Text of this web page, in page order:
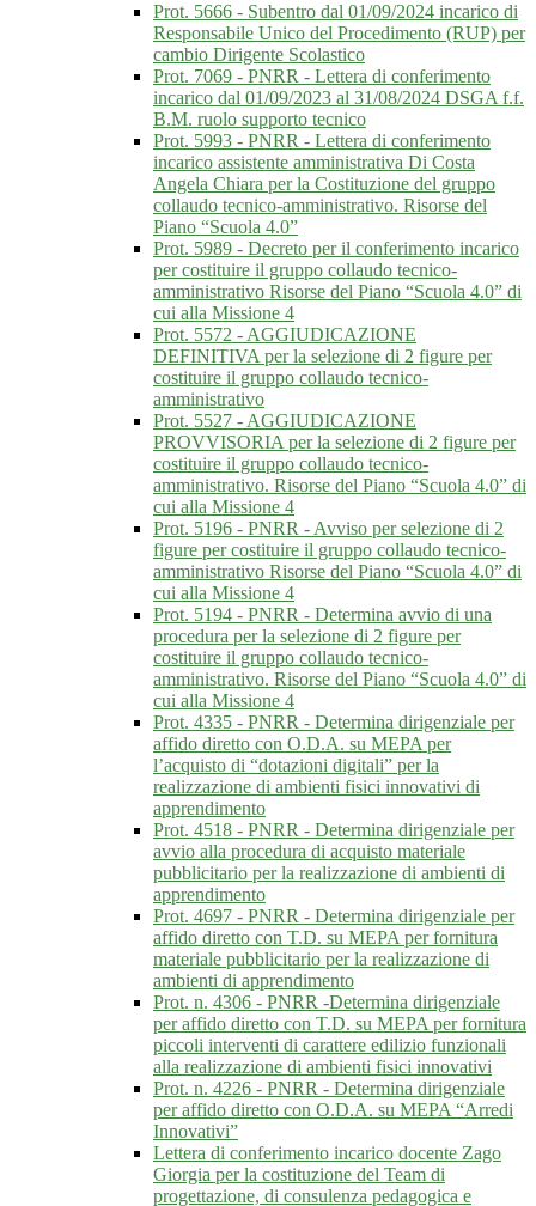
Prot. 5666 - Subentro dal 01/09/2024 incarico di
Responsabile Unico del Procedimento (RUP) per
cambio Dirigente Scolastico
Prot. 7069 - PNRR - Lettera di conferimento
incarico dal 01/09/2023 al 31/08/2024 DSGA f.f.
B.M. ruolo supporto tecnico
Prot. 5993 - PNRR - Lettera di conferimento
incarico assistente amministrativa Di Costa
Angela Chiara per la Costituzione del gruppo
collaudo tecnico-amministrativo. Risorse del
Piano “Scuola 4.0”
Prot. 5989 - Decreto per il conferimento incarico
per costituire il gruppo collaudo tecnico-
amministrativo Risorse del Piano “Scuola 4.0” di
cui alla Missione 4
Prot. 5572 - AGGIUDICAZIONE
DEFINITIVA per la selezione di 2 figure per
costituire il gruppo collaudo tecnico-
amministrativo
Prot. 5527 - AGGIUDICAZIONE
PROVVISORIA per la selezione di 2 figure per
costituire il gruppo collaudo tecnico-
amministrativo. Risorse del Piano “Scuola 4.0” di
cui alla Missione 4
Prot. 5196 - PNRR - Avviso per selezione di 2
figure per costituire il gruppo collaudo tecnico-
amministrativo Risorse del Piano “Scuola 4.0” di
cui alla Missione 4
Prot. 5194 - PNRR - Determina avvio di una
procedura per la selezione di 2 figure per
costituire il gruppo collaudo tecnico-
amministrativo. Risorse del Piano “Scuola 4.0” di
cui alla Missione 4
Prot. 4335 - PNRR - Determina dirigenziale per
affido diretto con O.D.A. su MEPA per
l’acquisto di “dotazioni digitali” per la
realizzazione di ambienti fisici innovativi di
apprendimento
Prot. 4518 - PNRR - Determina dirigenziale per
avvio alla procedura di acquisto materiale
pubblicitario per la realizzazione di ambienti di
apprendimento
Prot. 4697 - PNRR - Determina dirigenziale per
affido diretto con T.D. su MEPA per fornitura
materiale pubblicitario per la realizzazione di
ambienti di apprendimento
Prot. n. 4306 - PNRR -Determina dirigenziale
per affido diretto con T.D. su MEPA per fornitura
piccoli interventi di carattere edilizio funzionali
alla realizzazione di ambienti fisici innovativi
Prot. n. 4226 - PNRR - Determina dirigenziale
per affido diretto con O.D.A. su MEPA “Arredi
Innovativi”
Lettera di conferimento incarico docente Zago
Giorgia per la costituzione del Team di
progettazione, di consulenza pedagogica e